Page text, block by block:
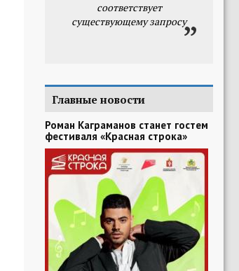
соответствует
существующему запросу
Главные новости
Роман Каграманов станет гостем
фестиваля «Красная строка»